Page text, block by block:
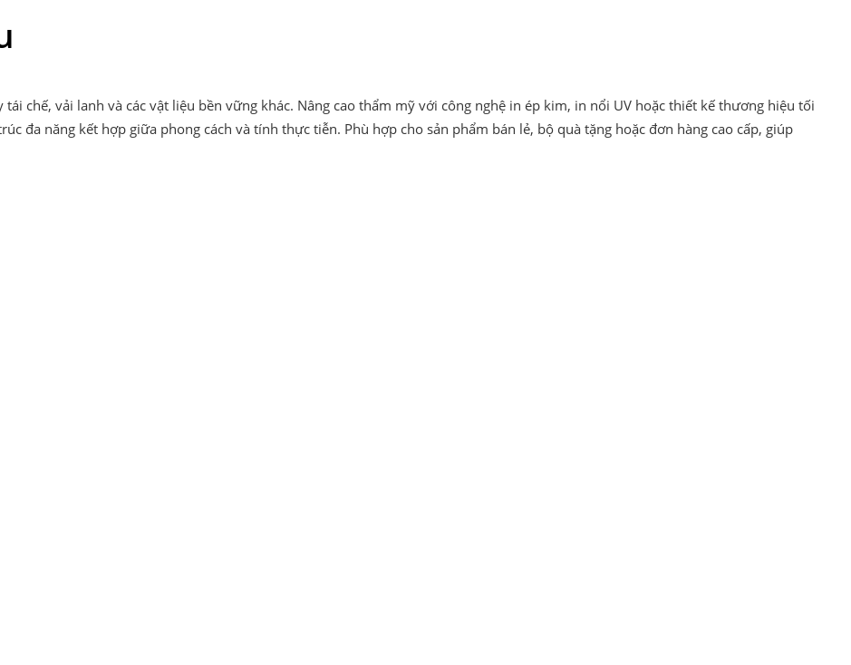
chế, vải lanh và các vật liệu bền vững khác. Nâng cao thẩm mỹ với công nghệ in ép kim, in nổi UV hoặc thiết kế thương hiệu tối
đa năng kết hợp giữa phong cách và tính thực tiễn. Phù hợp cho sản phẩm bán lẻ, bộ quà tặng hoặc đơn hàng cao cấp, giúp